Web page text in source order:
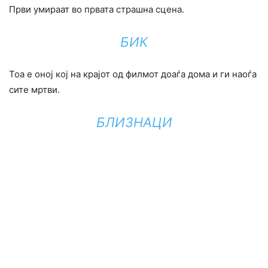
Први умираат во првата страшна сцена.
БИК
Тоа е оној кој на крајот од филмот доаѓа дома и ги наоѓа
сите мртви.
БЛИЗНАЦИ